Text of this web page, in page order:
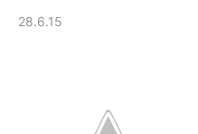
28.6.15